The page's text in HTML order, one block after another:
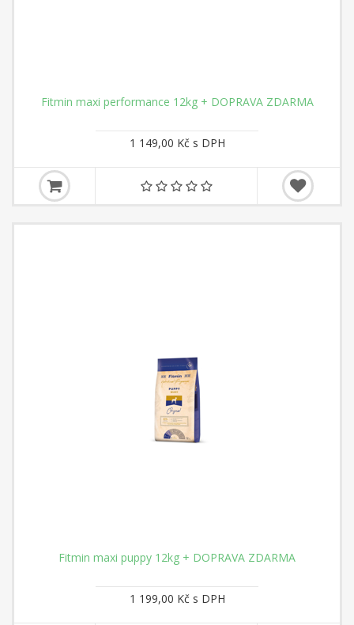
Fitmin maxi performance 12kg + DOPRAVA ZDARMA
1 149,00 Kč s DPH
Fitmin maxi puppy 12kg + DOPRAVA ZDARMA
1 199,00 Kč s DPH